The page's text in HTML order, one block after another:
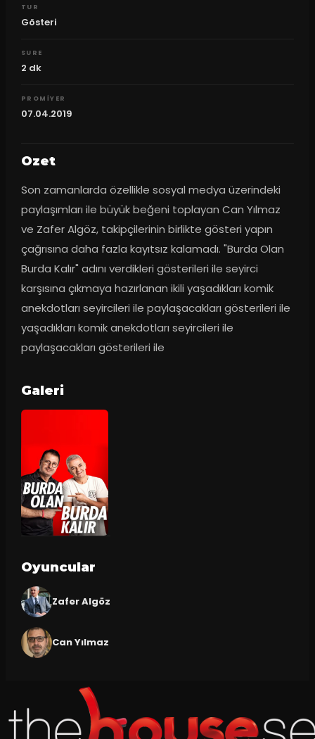
TUR
Gösteri
SURE
2 dk
PROMIYER
07.04.2019
Ozet
Son zamanlarda özellikle sosyal medya üzerindeki
paylaşımları ile büyük beğeni toplayan Can Yılmaz
ve Zafer Algöz, takipçilerinin birlikte gösteri yapın
çağrısına daha fazla kayıtsız kalamadı. "Burda Olan
Burda Kalır" adını verdikleri gösterileri ile seyirci
karşısına çıkmaya hazırlanan ikili yaşadıkları komik
anekdotları seyircileri ile paylaşacakları gösterileri ile
yaşadıkları komik anekdotları seyircileri ile
paylaşacakları gösterileri ile
Galeri
Oyuncular
Zafer Algöz
Can Yılmaz